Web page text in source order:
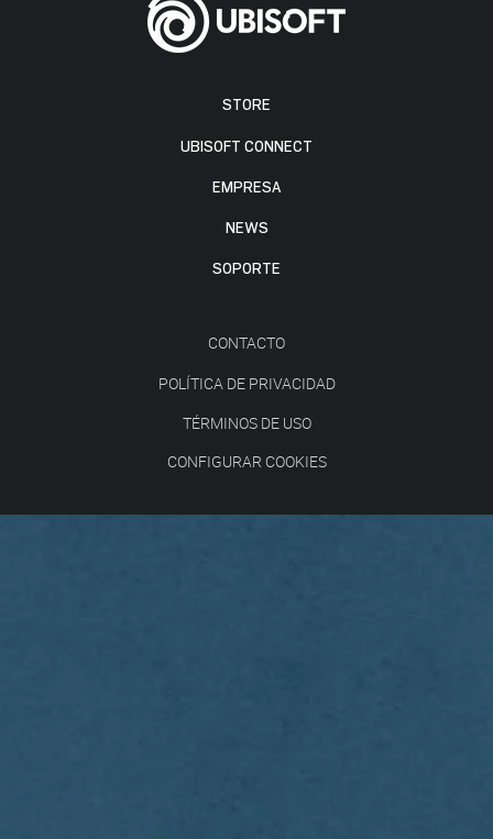
STORE
UBISOFT CONNECT
EMPRESA
NEWS
SOPORTE
CONTACTO
POLÍTICA DE PRIVACIDAD
TÉRMINOS DE USO
CONFIGURAR COOKIES